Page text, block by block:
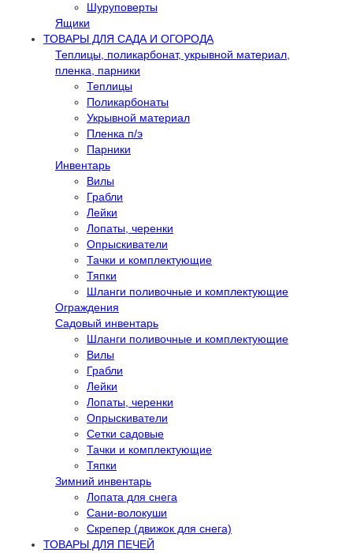
Шуруповерты
Ящики
ТОВАРЫ ДЛЯ САДА И ОГОРОДА
Теплицы, поликарбонат, укрывной материал,
пленка, парники
Теплицы
Поликарбонаты
Укрывной материал
Пленка п/э
Парники
Инвентарь
Вилы
Грабли
Лейки
Лопаты, черенки
Опрыскиватели
Тачки и комплектующие
Тяпки
Шланги поливочные и комплектующие
Ограждения
Садовый инвентарь
Шланги поливочные и комплектующие
Вилы
Грабли
Лейки
Лопаты, черенки
Опрыскиватели
Сетки садовые
Тачки и комплектующие
Тяпки
Зимний инвентарь
Лопата для снега
Сани-волокуши
Скрепер (движок для снега)
ТОВАРЫ ДЛЯ ПЕЧЕЙ